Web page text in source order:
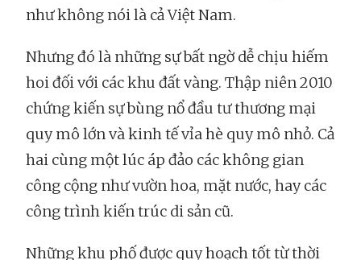
như không nói là cả Việt Nam.
Nhưng đó là những sự bất ngờ dễ chịu hiếm
hoi đối với các khu đất vàng. Thập niên 2010
chứng kiến sự bùng nổ đầu tư thương mại
quy mô lớn và kinh tế vỉa hè quy mô nhỏ. Cả
hai cùng một lúc áp đảo các không gian
công cộng như vườn hoa, mặt nước, hay các
công trình kiến trúc di sản cũ.
Những khu phố được quy hoạch tốt từ thời